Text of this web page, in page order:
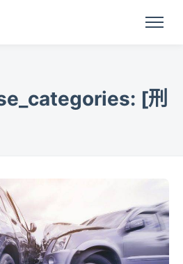
[刑